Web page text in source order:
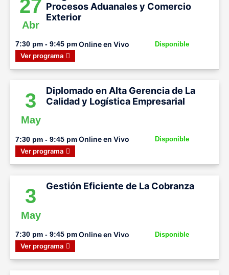
27
Abr
Procesos Aduanales y Comercio
Exterior
7:30 pm - 9:45 pmOnline en Vivo Disponible
Ver programa
3
May
Diplomado en Alta Gerencia de La
Calidad y Logística Empresarial
7:30 pm - 9:45 pmOnline en Vivo Disponible
Ver programa
3
May
Gestión Eficiente de La Cobranza
7:30 pm - 9:45 pmOnline en Vivo Disponible
Ver programa